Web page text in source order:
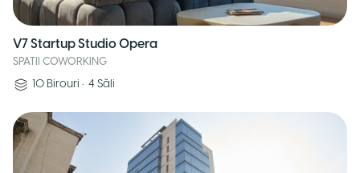
V7 Startup Studio Opera
SPATII COWORKING
10 Birouri • 4 Săli